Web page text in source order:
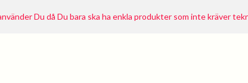
Du då Du bara ska ha enkla produkter som inte kräver